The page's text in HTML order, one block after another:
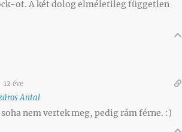
ot. A két dolog elméletileg független
12 éve
Antal
nem vertek meg, pedig rám férne. :)